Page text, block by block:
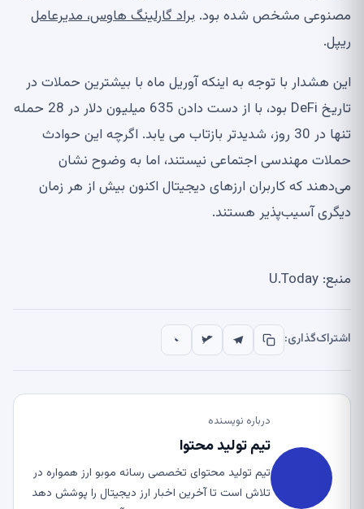
مصنوعی مشخص شده بود. براد گارلینگ هاوس، مدیرعامل
ریپل.
این هشدار با توجه به اینکه آوریل ماه با بیشترین حملات در
تاریخ DeFi بود، با از دست دادن 635 میلیون دلار در 28 حمله
تنها در 30 روز، شدیدتر بازتاب می یابد. اگرچه این حوادث
حملات مهندسی اجتماعی نیستند، اما به وضوح نشان
می‌دهند که کاربران ارزهای دیجیتال اکنون بیش از هر زمان
دیگری آسیب‌پذیر هستند.
منبع: U.Today
اشتراک‌گذاری:
درباره نویسنده
تیم تولید محتوا
تیم تولید محتوای تخصصی رسانه موبو ارز همواره در
تلاش است تا آخرین اخبار ارز دیجیتال را پوشش دهد